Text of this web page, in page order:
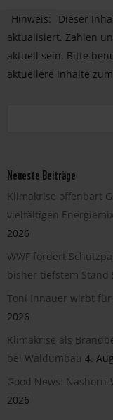
Hinweis:
Dieser
aktualisiert. Zahlen
aktuell sein. Bitte
aktuellere Inhalte
Neueste Beiträge
Klimakrise offenbart
vielfältigen
2026
WWF fordert
bisher tiefstem Stand
Toni Innauer wirbt für
2026
Klimakrise als
bei Waldumbau 4.
Good News:
2026